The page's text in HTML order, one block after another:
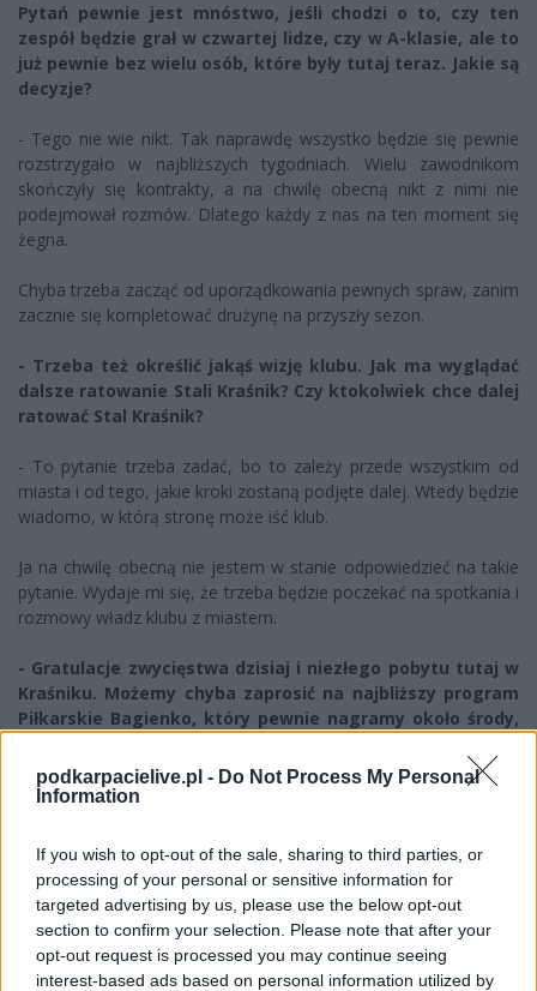
podkarpacielive.pl - Do Not Process My Personal
Information
If you wish to opt-out of the sale, sharing to third parties, or
processing of your personal or sensitive information for
targeted advertising by us, please use the below opt-out
section to confirm your selection. Please note that after your
opt-out request is processed you may continue seeing
interest-based ads based on personal information utilized by
Pytań pewnie jest mnóstwo, jeśli chodzi o to, czy ten
zespół będzie grał w czwartej lidze, czy w A-klasie, ale to
już pewnie bez wielu osób, które były tutaj teraz. Jakie są
decyzje?
- Tego nie wie nikt. Tak naprawdę wszystko będzie się pewnie
rozstrzygało w najbliższych tygodniach. Wielu zawodnikom
skończyły się kontrakty, a na chwilę obecną nikt z nimi nie
podejmował rozmów. Dlatego każdy z nas na ten moment się
żegna.
Chyba trzeba zacząć od uporządkowania pewnych spraw, zanim
zacznie się kompletować drużynę na przyszły sezon.
- Trzeba też określić jakąś wizję klubu. Jak ma wyglądać
dalsze ratowanie Stali Kraśnik? Czy ktokolwiek chce dalej
ratować Stal Kraśnik?
- To pytanie trzeba zadać, bo to zależy przede wszystkim od
miasta i od tego, jakie kroki zostaną podjęte dalej. Wtedy będzie
wiadomo, w którą stronę może iść klub.
Ja na chwilę obecną nie jestem w stanie odpowiedzieć na takie
pytanie. Wydaje mi się, że trzeba będzie poczekać na spotkania i
rozmowy władz klubu z miastem.
- Gratulacje zwycięstwa dzisiaj i niezłego pobytu tutaj w
Kraśniku. Możemy chyba zaprosić na najbliższy program
Piłkarskie Bagienko, który pewnie nagramy około środy,
- Zapraszamy serdecznie. Będzie to już prawie podsumowanie
oczekiwania na mecze barażowe, ale na chwilę obecną
podsumujemy to, co działo się w ostatnich dwóch tygodniach. A
działo się sporo, więc na pewno będzie dużo ciekawych
informacji.
Rozmawiał Maciej Decowski-Niemiec